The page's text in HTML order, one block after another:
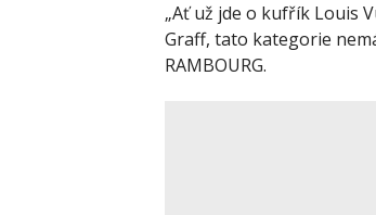
„Ať už jde o kufřík Louis
Graff, tato kategorie
RAMBOURG.